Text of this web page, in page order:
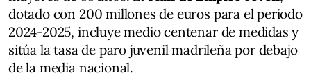
dotado con 200 millones de euros para el periodo
2024-2025, incluye medio centenar de medidas y
sitúa la tasa de paro juvenil madrileña por debajo
de la media nacional.